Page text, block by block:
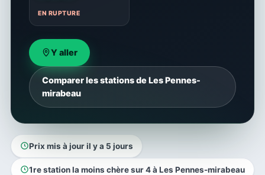
EN RUPTURE
Y aller
Comparer les stations de Les Pennes-
mirabeau
Prix mis à jour il y a 5 jours
1re station la moins chère sur 4 à Les Pennes-mirabeau